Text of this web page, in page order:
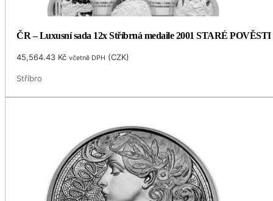
ČR – Luxusní sada 12x Stříbrná medaile 2001 STARÉ
45,564.43 Kč včetně DPH (CZK)
Stříbro